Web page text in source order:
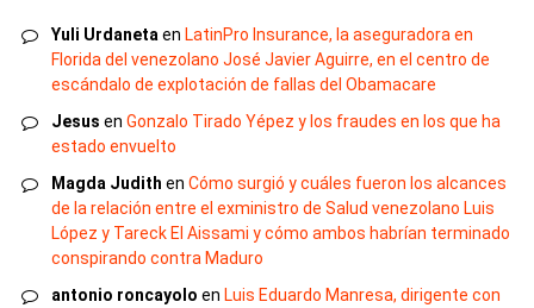
Yuli Urdaneta en LatinPro Insurance, la aseguradora en
Florida del venezolano José Javier Aguirre, en el centro de
escándalo de explotación de fallas del Obamacare
Jesus en Gonzalo Tirado Yépez y los fraudes en los que ha
estado envuelto
Magda Judith en Cómo surgió y cuáles fueron los alcances
de la relación entre el exministro de Salud venezolano Luis
López y Tareck El Aissami y cómo ambos habrían terminado
conspirando contra Maduro
antonio roncayolo en Luis Eduardo Manresa, dirigente con